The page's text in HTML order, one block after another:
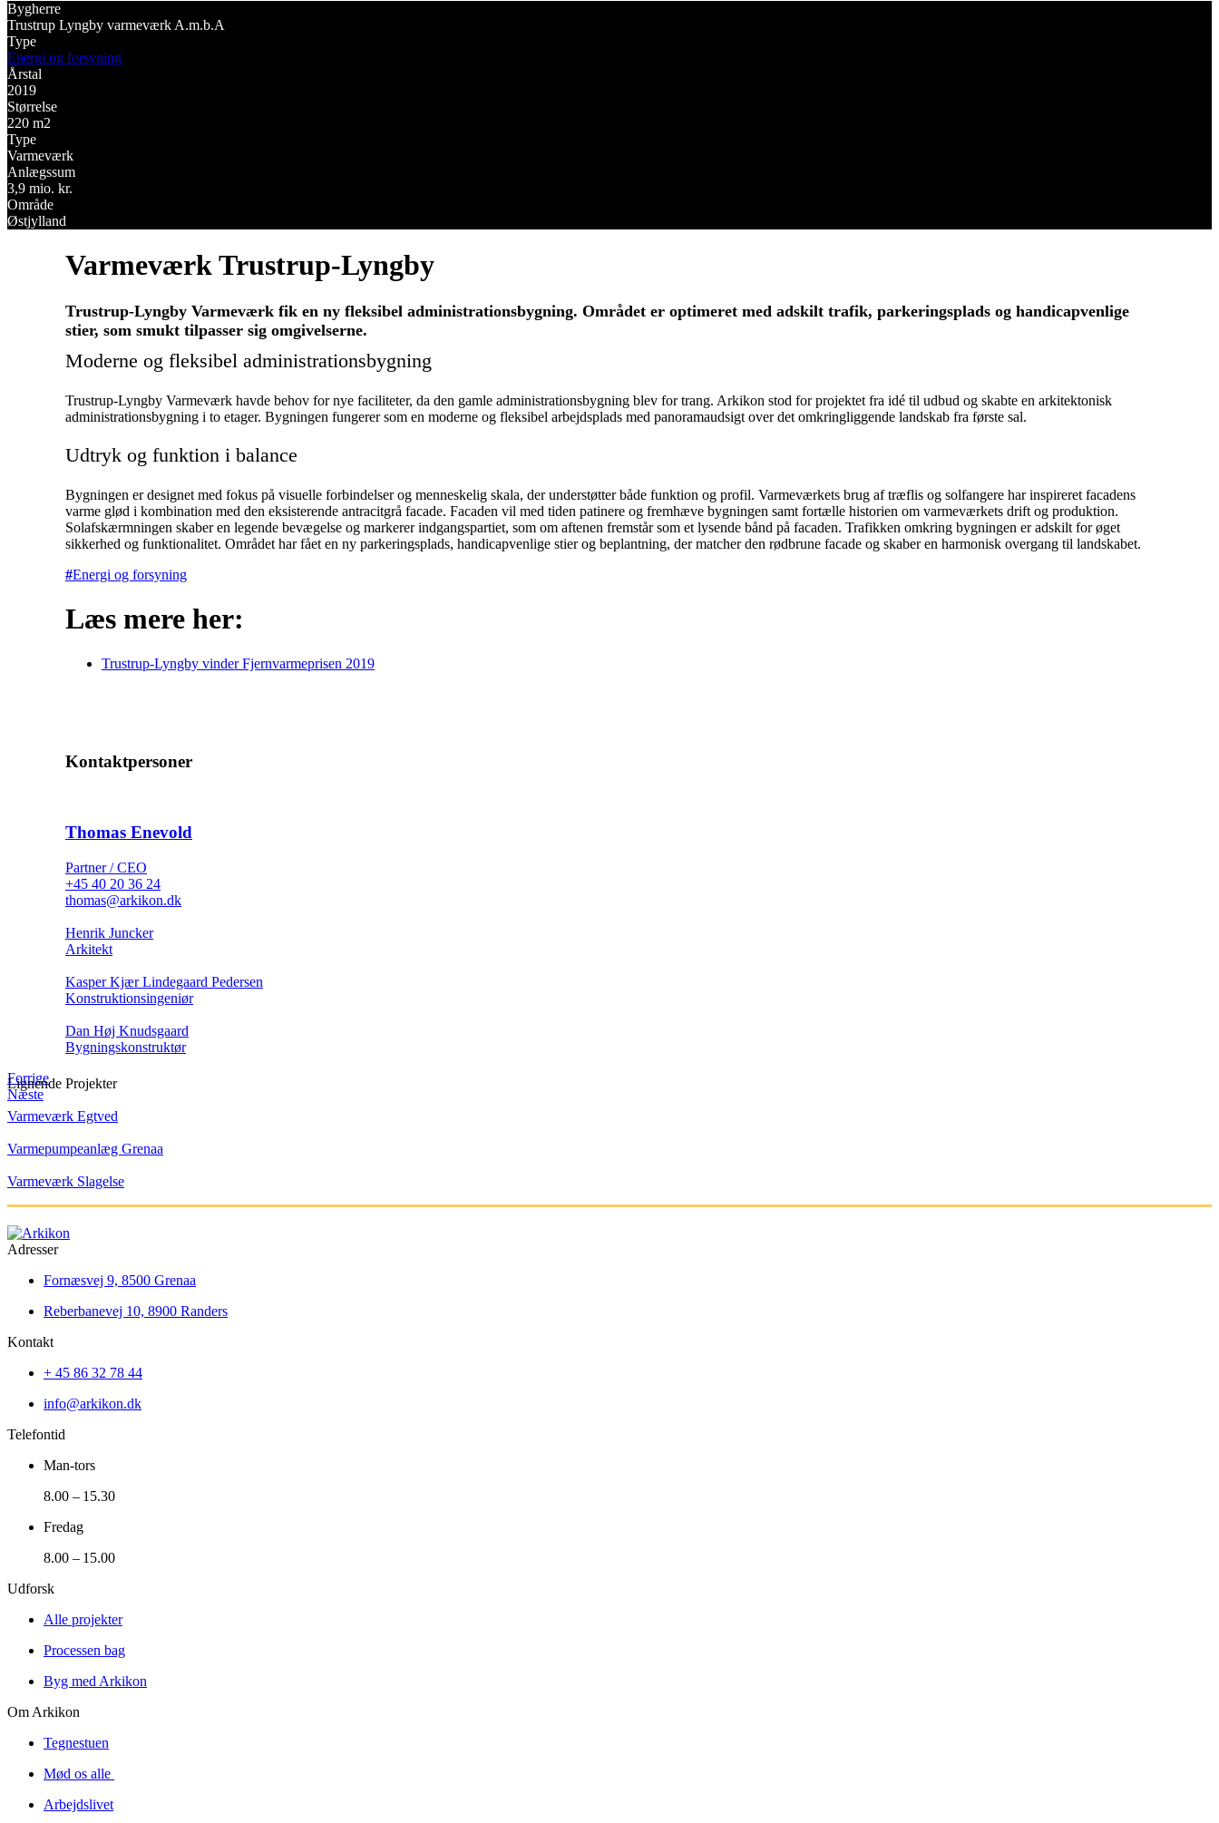
Bygherre
Trustrup Lyngby varmeværk A.m.b.A
Type
Energi og forsyning
Årstal
2019
Størrelse
220 m2
Type
Varmeværk
Anlægssum
3,9 mio. kr.
Område
Østjylland
Varmeværk Trustrup-Lyngby
Trustrup-Lyngby Varmeværk fik en ny fleksibel administrationsbygning. Området er optimeret med adskilt trafik, parkeringsplads og handicapvenlige
stier, som smukt tilpasser sig omgivelserne.
Moderne og fleksibel administrationsbygning
Trustrup-Lyngby Varmeværk havde behov for nye faciliteter, da den gamle administrationsbygning blev for trang. Arkikon stod for projektet fra idé til udbud og skabte en arkitektonisk
administrationsbygning i to etager. Bygningen fungerer som en moderne og fleksibel arbejdsplads med panoramaudsigt over det omkringliggende landskab fra første sal.
Udtryk og funktion i balance
Bygningen er designet med fokus på visuelle forbindelser og menneskelig skala, der understøtter både funktion og profil. Varmeværkets brug af træflis og solfangere har inspireret facadens
varme glød i kombination med den eksisterende antracitgrå facade. Facaden vil med tiden patinere og fremhæve bygningen samt fortælle historien om varmeværkets drift og produktion.
Solafskærmningen skaber en legende bevægelse og markerer indgangspartiet, som om aftenen fremstår som et lysende bånd på facaden. Trafikken omkring bygningen er adskilt for øget
sikkerhed og funktionalitet. Området har fået en ny parkeringsplads, handicapvenlige stier og beplantning, der matcher den rødbrune facade og skaber en harmonisk overgang til landskabet.
Energi og forsyning
Læs mere her:
Trustrup-Lyngby vinder Fjernvarmeprisen 2019
Kontaktpersoner
Thomas Enevold
Partner / CEO
+45 40 20 36 24
thomas@arkikon.dk
Henrik Juncker
Arkitekt
Kasper Kjær Lindegaard Pedersen
Konstruktionsingeniør
Dan Høj Knudsgaard
Bygningskonstruktør
Forrige
Næste
Lignende Projekter
Varmeværk Egtved
Varmepumpeanlæg Grenaa
Varmeværk Slagelse
Adresser
Fornæsvej 9, 8500 Grenaa
Reberbanevej 10, 8900 Randers
Kontakt
+ 45 86 32 78 44
info@arkikon.dk
Telefontid
Man-tors
8.00 – 15.30
Fredag
8.00 – 15.00
Udforsk
Alle projekter
Processen bag
Byg med Arkikon
Om Arkikon
Tegnestuen
Mød os alle
Arbejdslivet